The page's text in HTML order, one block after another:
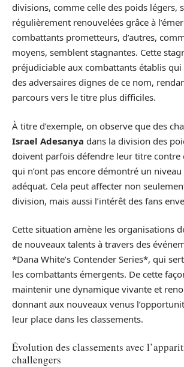
divisions, comme celle des poids légers,
régulièrement renouvelées grâce à
combattants prometteurs, d’autres,
moyens, semblent stagnantes. Cette
préjudiciable aux combattants établis
des adversaires dignes de ce nom,
parcours vers le titre plus difficiles.
À titre d’exemple, on observe que des
Israel Adesanya dans la division des
doivent parfois défendre leur titre contre
qui n’ont pas encore démontré un
adéquat. Cela peut affecter non
division, mais aussi l’intérêt des fans
Cette situation amène les organisations
de nouveaux talents à travers des
*Dana White’s Contender Series*, qui
les combattants émergents. De cette
maintenir une dynamique vivante et
donnant aux nouveaux venus
leur place dans les classements.
Évolution des classements avec
challengers